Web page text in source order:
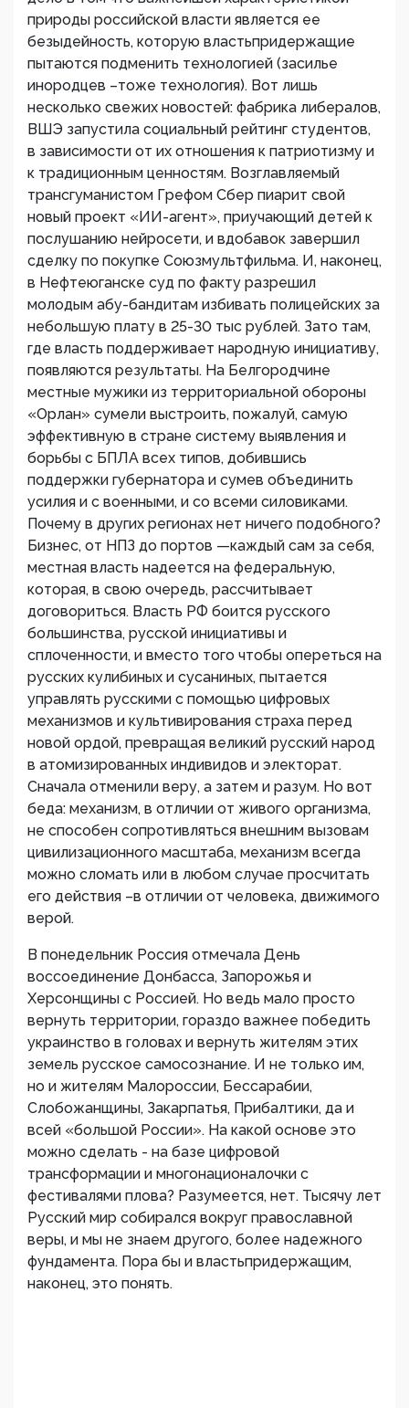
природы российской власти является ее
безыдейность, которую властьпридержащие
пытаются подменить технологией (засилье
инородцев –тоже технология). Вот лишь
несколько свежих новостей: фабрика либералов,
ВШЭ запустила социальный рейтинг студентов,
в зависимости от их отношения к патриотизму и
к традиционным ценностям. Возглавляемый
трансгуманистом Грефом Сбер пиарит свой
новый проект «ИИ-агент», приучающий детей к
послушанию нейросети, и вдобавок завершил
сделку по покупке Союзмультфильма. И, наконец,
в Нефтеюганске суд по факту разрешил
молодым абу-бандитам избивать полицейских за
небольшую плату в 25-30 тыс рублей. Зато там,
где власть поддерживает народную инициативу,
появляются результаты. На Белгородчине
местные мужики из территориальной обороны
«Орлан» сумели выстроить, пожалуй, самую
эффективную в стране систему выявления и
борьбы с БПЛА всех типов, добившись
поддержки губернатора и сумев объединить
усилия и с военными, и со всеми силовиками.
Почему в других регионах нет ничего подобного?
Бизнес, от НПЗ до портов —каждый сам за себя,
местная власть надеется на федеральную,
которая, в свою очередь, рассчитывает
договориться. Власть РФ боится русского
большинства, русской инициативы и
сплоченности, и вместо того чтобы опереться на
русских кулибиных и сусаниных, пытается
управлять русскими с помощью цифровых
механизмов и культивирования страха перед
новой ордой, превращая великий русский народ
в атомизированных индивидов и электорат.
Сначала отменили веру, а затем и разум. Но вот
беда: механизм, в отличии от живого организма,
не способен сопротивляться внешним вызовам
цивилизационного масштаба, механизм всегда
можно сломать или в любом случае просчитать
его действия –в отличии от человека, движимого
верой.
В понедельник Россия отмечала День
воссоединение Донбасса, Запорожья и
Херсонщины с Россией. Но ведь мало просто
вернуть территории, гораздо важнее победить
украинство в головах и вернуть жителям этих
земель русское самосознание. И не только им,
но и жителям Малороссии, Бессарабии,
Слобожанщины, Закарпатья, Прибалтики, да и
всей «большой России». На какой основе это
можно сделать - на базе цифровой
трансформации и многонационалочки с
фестивалями плова? Разумеется, нет. Тысячу лет
Русский мир собирался вокруг православной
веры, и мы не знаем другого, более надежного
фундамента. Пора бы и властьпридержащим,
наконец, это понять.